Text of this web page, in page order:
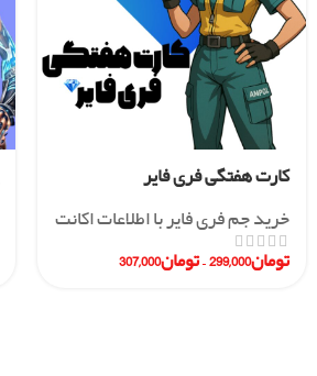
کارت هفتگی فری فایر
خرید جم فری فایر با اطلاعات اکانت
تومان299,000
–تومان307,000